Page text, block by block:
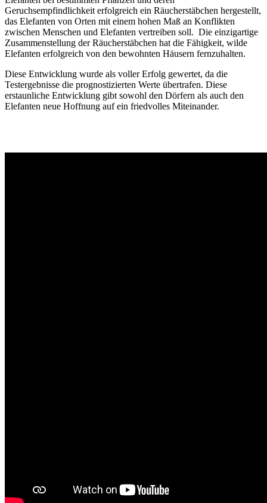
Geruchsempfindlichkeit erfolgreich ein Räucherstäbchen hergestellt,
das Elefanten von Orten mit einem hohen Maß an Konflikten
zwischen Menschen und Elefanten vertreiben soll. Die einzigartige
Zusammenstellung der Räucherstäbchen hat die Fähigkeit, wilde
Elefanten erfolgreich von den bewohnten Häusern fernzuhalten.
Diese Entwicklung wurde als voller Erfolg gewertet, da die
Testergebnisse die prognostizierten Werte übertrafen. Diese
erstaunliche Entwicklung gibt sowohl den Dörfern als auch den
Elefanten neue Hoffnung auf ein friedvolles Miteinander.